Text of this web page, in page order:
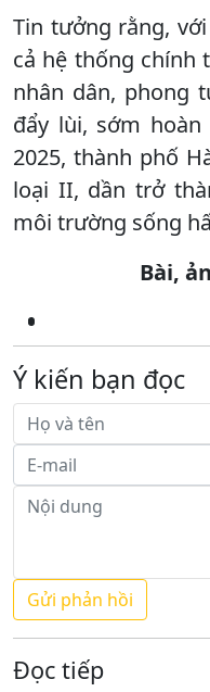
Tin tưởng rằng,
cả hệ thống chính
nhân dân, phong
đẩy lùi, sớm
2025, thành phố
loại II, dần trở
môi trường sống
Bài,
Ý kiến bạn đọc
Đọc tiếp